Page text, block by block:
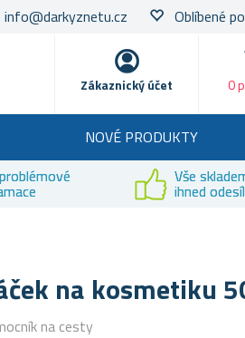
info@darkyznetu.cz Oblíbené
Zákaznický účet 0
NOVÉ PRODUKTY
Vše
ihned
na kosmetiku
na cesty